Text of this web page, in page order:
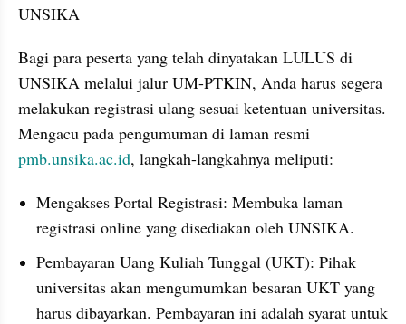
UNSIKA
Bagi para peserta yang telah dinyatakan LULUS di
UNSIKA melalui jalur UM-PTKIN, Anda harus segera
melakukan registrasi ulang sesuai ketentuan universitas.
pmb.unsika.ac.id, langkah-langkahnya meliputi:
Mengakses Portal Registrasi: Membuka laman
registrasi online yang disediakan oleh UNSIKA.
Pembayaran Uang Kuliah Tunggal (UKT): Pihak
universitas akan mengumumkan besaran UKT yang
harus dibayarkan. Pembayaran ini adalah syarat untuk